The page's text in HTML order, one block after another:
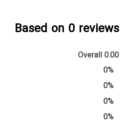
Based on 0 reviews
0.00
Overall
0%
0%
0%
0%